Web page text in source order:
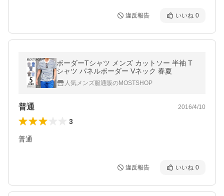
違反報告 いいね 0
ボーダーTシャツ メンズ カットソー 半袖 T
シャツ パネルボーダー Vネック 春夏
人気メンズ服通販のMOSTSHOP
普通 2016/4/10
3
普通
違反報告 いいね 0